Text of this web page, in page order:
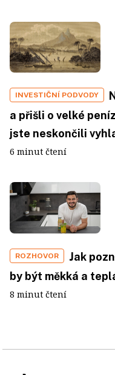
INVESTIČNÍ PODVODY
a přišli o velké
jste neskončili
6 minut čtení
ROZHOVOR
Jak
by být měkká a
8 minut čtení